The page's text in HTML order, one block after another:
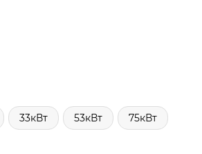
33кВт 53кВт 75кВт